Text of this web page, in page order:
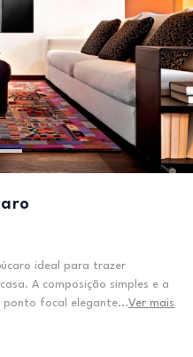
ideal para trazer
A composição simples e a
ponto focal elegante...Ver mais